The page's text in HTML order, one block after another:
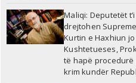
Maliqi: Deputetët t’i
drejtohen
Kurtin e Haxhiun jo
Kushtetueses,
të hapë procedurë
krim kundër